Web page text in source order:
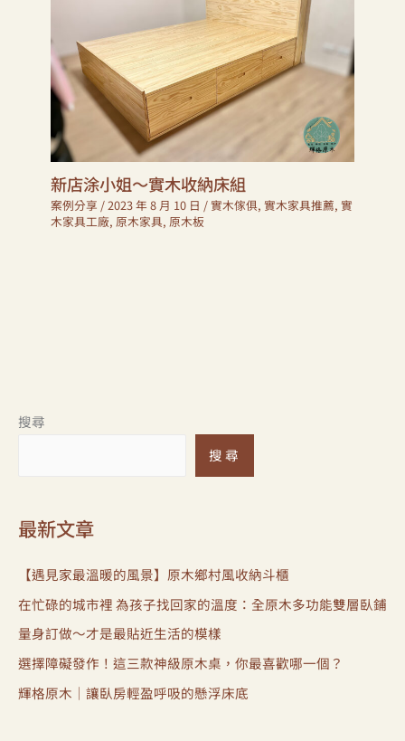
搜尋
搜尋
最新文章
【遇見家最溫暖的風景】原木鄉村風收納斗櫃
在忙碌的城市裡 為孩子找回家的溫度：全原木多功能雙層臥鋪
量身訂做～才是最貼近生活的模樣
選擇障礙發作！這三款神級原木桌，你最喜歡哪一個？
輝格原木｜讓臥房輕盈呼吸的懸浮床底
新店涂小姐～實木收納床組
案例分享 /2023 年 8 月 10 日 /實木傢俱,實木家具推薦,實
木家具工廠,原木家具,原木板